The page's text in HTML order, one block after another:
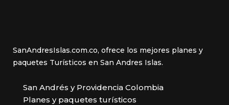
SanAndresIslas.com.co, ofrece los mejores planes y
paquetes Turísticos en San Andres Islas.
San Andrés y Providencia Colombia
Planes y paquetes turísticos